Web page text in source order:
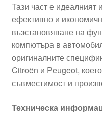
Тази част е идеалният
ефективно и
възстановяване на
компютъра в
оригиналните
Citroën и Peugeot,
съвместимост и
Техническа